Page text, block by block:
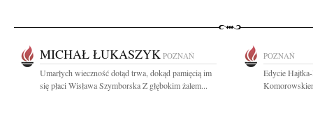
MICHAŁ ŁUKASZYK POZNAŃ
Umarłych wieczność dotąd trwa, dokąd pamięcią im
się płaci Wisława Szymborska Z głębokim żalem...
POZNAŃ
Edycie